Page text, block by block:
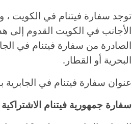
توجد سفارة فيتنام في الكويت ،
الأجانب في الكويت القدوم إلى
الصادرة من سفارة فيتنام في
البحرية أو القطار.
عنوان سفارة فيتنام في الجابرية
سفارة جمهورية فيتنام